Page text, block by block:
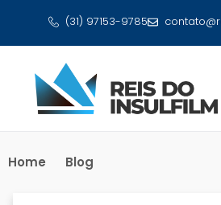
(31) 97153-9785
Home Blog